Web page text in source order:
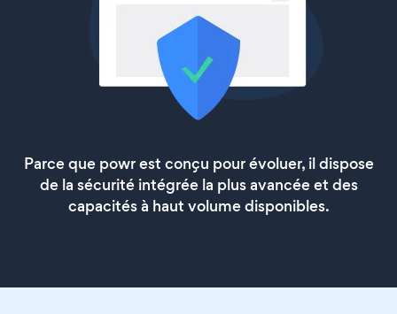
Parce que powr est conçu pour évoluer, il dispose
de la sécurité intégrée la plus avancée et des
capacités à haut volume disponibles.